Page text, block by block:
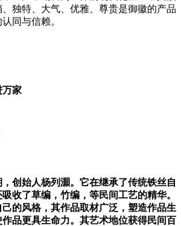
独特、大气、优雅、尊贵是御徽的产品
同与信赖。
万家
创始人杨列灝。它在继承了传统铁丝自
收了草编，竹编，等民间工艺的精华。
的风格，其作品取材广泛，塑造作品生
品更具生命力。其艺术地位获得民间百